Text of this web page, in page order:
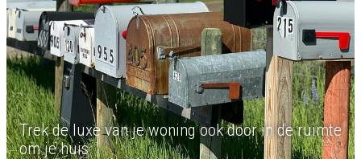
Trek de luxe van je woning ook door in de ruimte
om je huis